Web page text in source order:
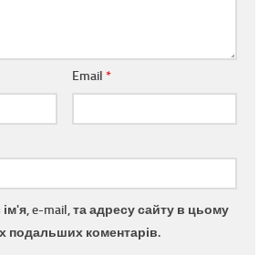
Email *
e-mail, та адресу сайту в цьому
подальших коментарів.